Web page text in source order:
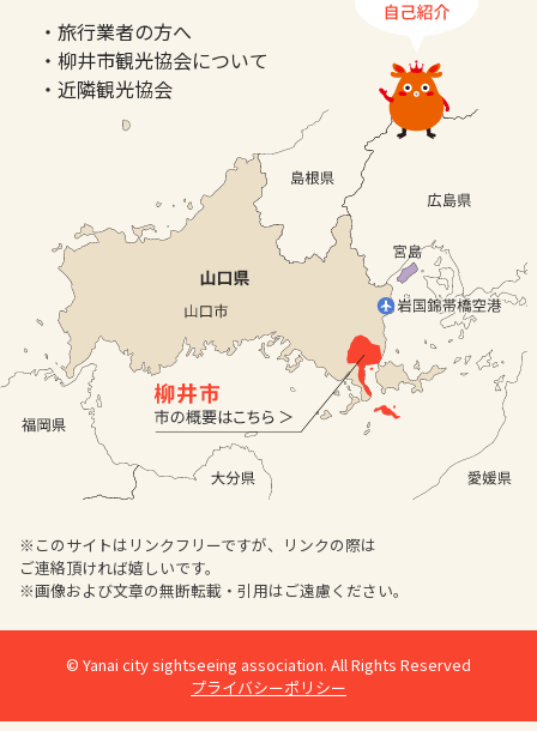
・旅行業者の方へ
・柳井市観光協会について
・近隣観光協会
※このサイトはリンクフリーですが、リンクの際は
ご連絡頂ければ嬉しいです。
※画像および文章の無断転載・引用はご遠慮ください。
© Yanai city sightseeing association. All Rights Reserved
プライバシーポリシー